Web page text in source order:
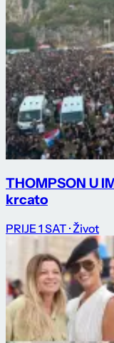
THOMPSON U
krcato
PRIJE 1 SAT · Život